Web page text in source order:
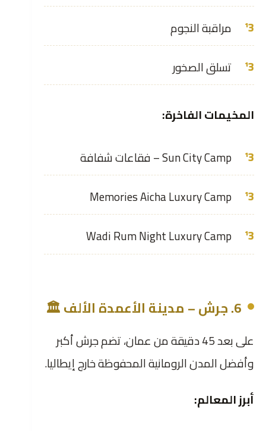
مراقبة النجوم
تسلق الصخور
المخيمات الفاخرة:
Sun City Camp – فقاعات شفافة
Memories Aicha Luxury Camp
Wadi Rum Night Luxury Camp
6. جرش – مدينة الأعمدة الألف 🏛️
على بعد 45 دقيقة من عمان، تضم جرش أكبر
وأفضل المدن الرومانية المحفوظة خارج إيطاليا.
أبرز المعالم: